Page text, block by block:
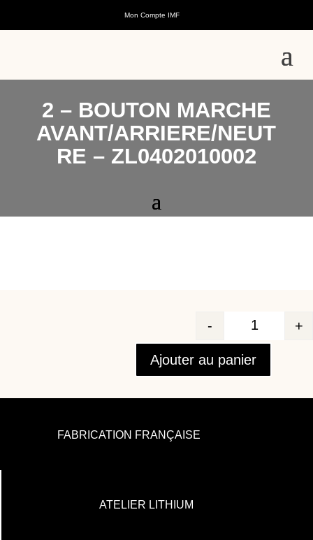
Mon Compte IMF
2 – BOUTON MARCHE
AVANT/ARRIERE/NEUT
RE – ZL0402010002
Quantité
- +
Ajouter au panier
FABRICATION FRANÇAISE
ATELIER LITHIUM